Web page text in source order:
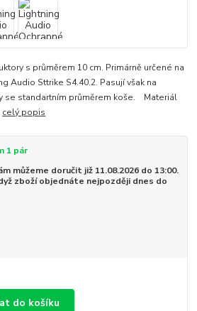
s průměrem 10 cm. Primárně určené na
Audio Sttrike S4.40.2. Pasují však na
se standartním průměrem koše. Materiál
celý popis
1 pár
můžeme doručit již 11.08.2026 do 13:00.
zboží objednáte nejpozději dnes do
do košíku